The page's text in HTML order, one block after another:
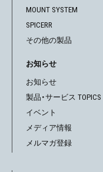
MOUNT SYSTEM
SPICERR
その他の製品
お知らせ
お知らせ
製品・サービス TOPICS
イベント
メディア情報
メルマガ登録